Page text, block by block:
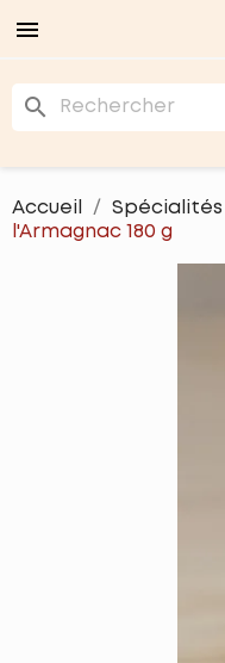

search
Accueil
l'Armagnac 180 g